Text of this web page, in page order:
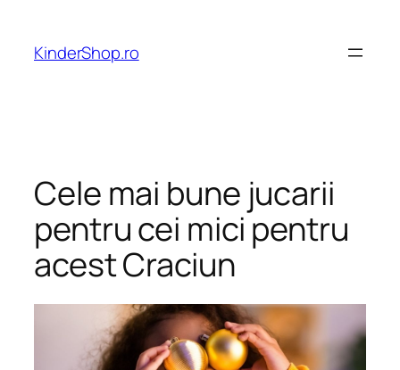
content
KinderShop.ro
Cele mai bune jucarii
pentru cei mici pentru
acest Craciun